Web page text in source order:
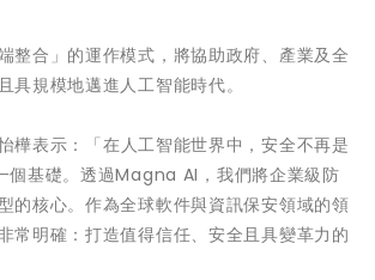
整合」的運作模式，將協助政府、產業及全
具規模地邁進人工智能時代。
樺表示：「在人工智能世界中，安全不再是
基礎。透過Magna AI，我們將企業級防
的核心。作為全球軟件與資訊保安領域的領
常明確：打造值得信任、安全且具變革力的